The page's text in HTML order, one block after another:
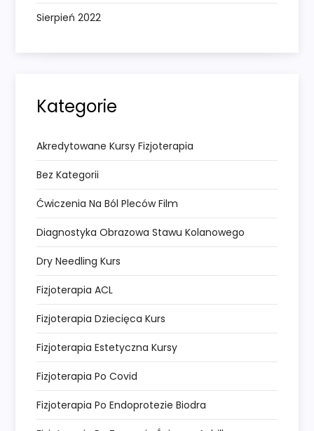
Sierpień 2022
Kategorie
Akredytowane Kursy Fizjoterapia
Bez Kategorii
Ćwiczenia Na Ból Pleców Film
Diagnostyka Obrazowa Stawu Kolanowego
Dry Needling Kurs
Fizjoterapia ACL
Fizjoterapia Dziecięca Kurs
Fizjoterapia Estetyczna Kursy
Fizjoterapia Po Covid
Fizjoterapia Po Endoprotezie Biodra